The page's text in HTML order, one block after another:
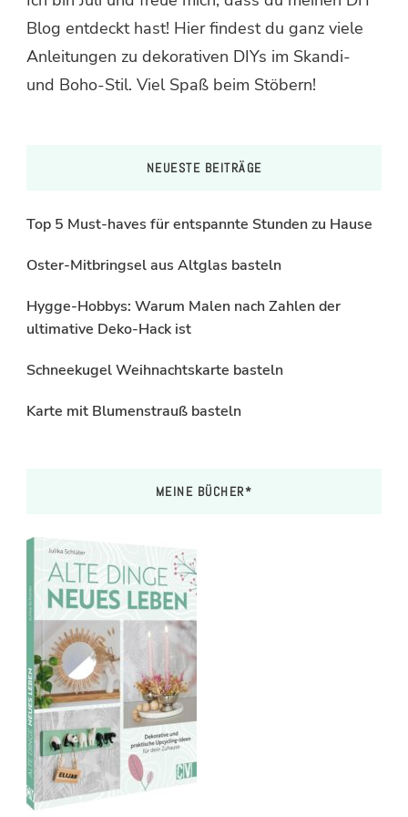
Blog entdeckt hast! Hier findest du ganz viele
Anleitungen zu dekorativen DIYs im Skandi-
und Boho-Stil. Viel Spaß beim Stöbern!
NEUESTE BEITRÄGE
Top 5 Must-haves für entspannte Stunden zu Hause
Oster-Mitbringsel aus Altglas basteln
Hygge-Hobbys: Warum Malen nach Zahlen der
ultimative Deko-Hack ist
Schneekugel Weihnachtskarte basteln
Karte mit Blumenstrauß basteln
MEINE BÜCHER*